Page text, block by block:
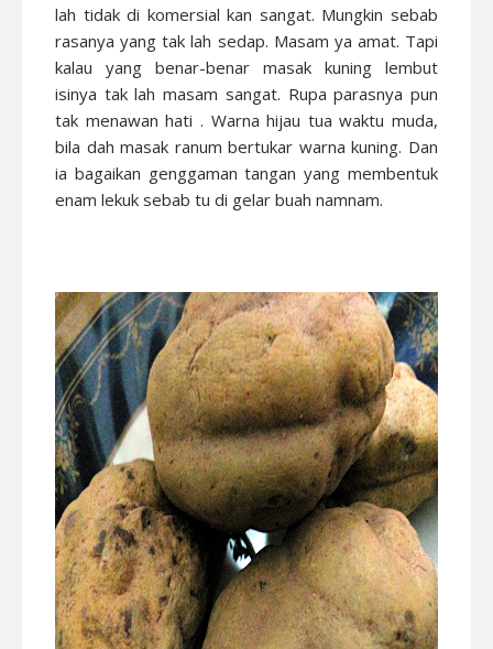
lah tidak di komersial kan sangat. Mungkin sebab
rasanya yang tak lah sedap. Masam ya amat. Tapi
kalau yang benar-benar masak kuning lembut
isinya tak lah masam sangat. Rupa parasnya pun
tak menawan hati . Warna hijau tua waktu muda,
bila dah masak ranum bertukar warna kuning. Dan
ia bagaikan genggaman tangan yang membentuk
enam lekuk sebab tu di gelar buah namnam.